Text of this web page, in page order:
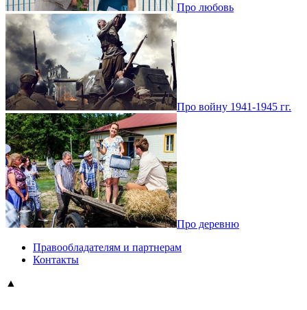
Про любовь
Про войну 1941-1945 гг.
Про деревню
Правообладателям и партнерам
Контакты
▲